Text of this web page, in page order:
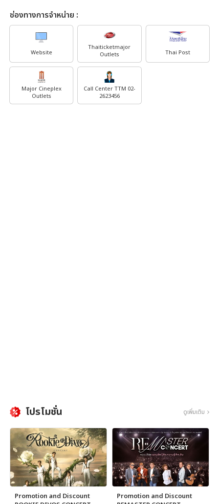
ช่องทางการจำหน่าย :
Website
Thaiticketmajor
Outlets
Thai Post
Major Cineplex
Outlets
Call Center TTM 02-
2623456
โปรโมชั่น ดูเพิ่มเติม
Promotion and Discount
Promotion and Discount